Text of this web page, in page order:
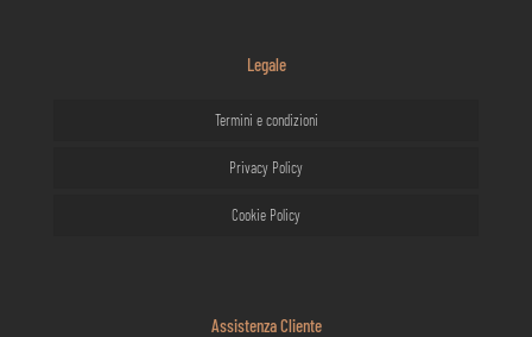
Legale
Termini e condizioni
Privacy Policy
Cookie Policy
Assistenza Cliente